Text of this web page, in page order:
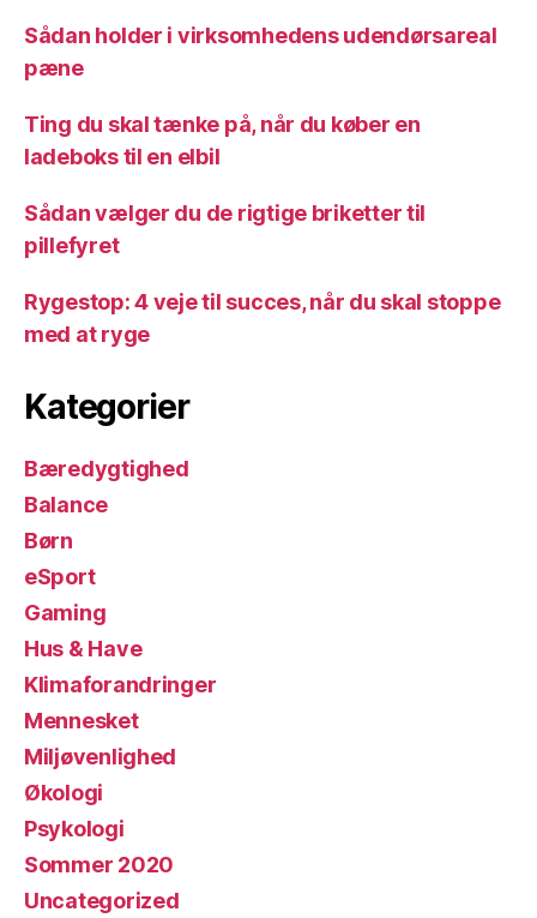
Sådan holder i virksomhedens udendørsareal
pæne
Ting du skal tænke på, når du køber en
ladeboks til en elbil
Sådan vælger du de rigtige briketter til
pillefyret
Rygestop: 4 veje til succes, når du skal stoppe
med at ryge
Kategorier
Bæredygtighed
Balance
Børn
eSport
Gaming
Hus & Have
Klimaforandringer
Mennesket
Miljøvenlighed
Økologi
Psykologi
Sommer 2020
Uncategorized